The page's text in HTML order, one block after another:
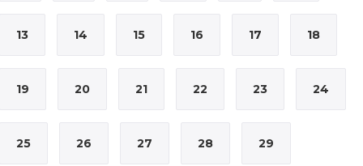
13 14 15 16 17 18
19 20 21 22 23 24
25 26 27 28 29